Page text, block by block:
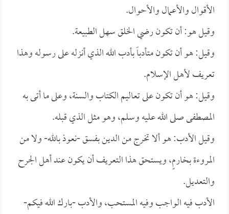
الأقوال والأعمال والأحوال.
وقيل هو: أن تكون رضي الخلق سهل الطبيعة.
وقيل: هو أن تكون متأدباً بأدب الله الذي أنزله على رسوله وهذا
تعريف لأهل الإسلام.
وقيل: هو أن تكون على تعاليم الكتاب والسنة، وعلى ما أتى به
المصطفى صلى الله عليه وسلم، وهو مثل الذي قبله.
وقيل الأدب: هو ألا تخرج من الدين بفسق -نعوذ بالله- ولا من
المروءة بخارمٍ، ويستحق هذا التعريف أن يكون عند أهل الجرح
والتعديل.
الأدب فيه الواجب وفيه المستحب، والأدب -بارك الله فيكم-